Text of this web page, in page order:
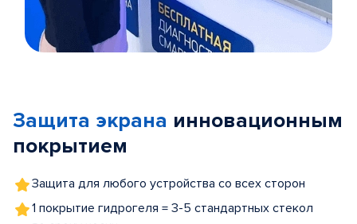
5
Защита экрана инновационным
покрытием
Защита для любого устройства со всех сторон
1 покрытие гидрогеля = 3-5 стандартных стекол